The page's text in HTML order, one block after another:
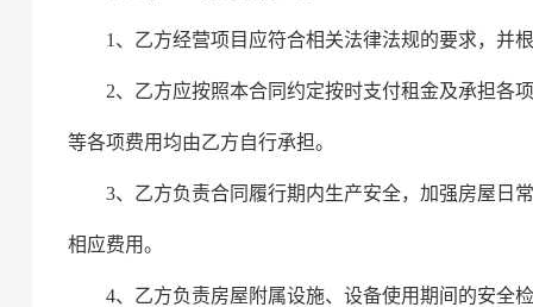
1、乙方经营项目应符合相关法律法规的要求，并
2、乙方应按照本合同约定按时支付租金及承担各
等各项费用均由乙方自行承担。
3、乙方负责合同履行期内生产安全，加强房屋日
相应费用。
4、乙方负责房屋附属设施、设备使用期间的安全